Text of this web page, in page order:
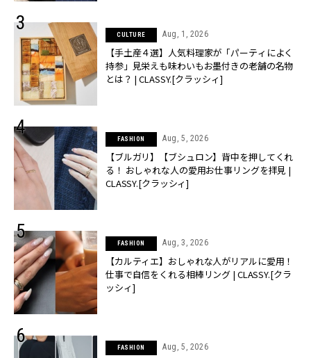
CULTURE Aug, 1, 2026
【手土産４選】人気料理家が「パーティによく
持参」見栄えも味わいもお墨付きの老舗の名物
とは？ | CLASSY.[クラッシィ]
FASHION Aug, 5, 2026
【ブルガリ】【ブシュロン】背中を押してくれ
る！ おしゃれな人の愛用お仕事リングを拝見 |
CLASSY.[クラッシィ]
FASHION Aug, 3, 2026
【カルティエ】おしゃれな人がリアルに愛用！
仕事で自信をくれる相棒リング | CLASSY.[クラ
ッシィ]
FASHION Aug, 5, 2026